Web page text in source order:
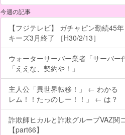
今週の記事
【フジテレビ】 ガチャピン勤続45
キーズ3月終了 ［H30/2/13］
ウォーターサーバー業者「サーバー
「ええな、契約や！」
主人公「異世界転移！」 ← わかる
レム！！たっのしー！！」 ← は？
詐欺師ヒカルと詐欺グループVAZ関
【part66】